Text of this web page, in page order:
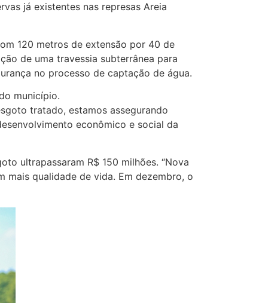
já existentes nas represas Areia
120 metros de extensão por 40 de
de uma travessia subterrânea para
no processo de captação de água.
município.
tratado, estamos assegurando
econômico e social da
ultrapassaram R$ 150 milhões. “Nova
mais qualidade de vida. Em dezembro, o